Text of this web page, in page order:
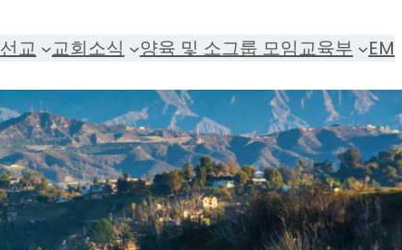
선교 교회소식 양육 및 소그룹 모임교육부 EM